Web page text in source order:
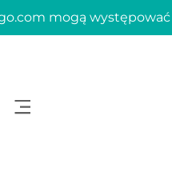
mogą